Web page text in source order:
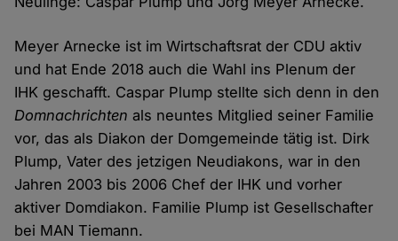
Meyer Arnecke ist im Wirtschaftsrat der CDU aktiv
und hat Ende 2018 auch die Wahl ins Plenum der
IHK geschafft. Caspar Plump stellte sich denn in den
Domnachrichten als neuntes Mitglied seiner Familie
vor, das als Diakon der Domgemeinde tätig ist. Dirk
Plump, Vater des jetzigen Neudiakons, war in den
Jahren 2003 bis 2006 Chef der IHK und vorher
aktiver Domdiakon. Familie Plump ist Gesellschafter
bei MAN Tiemann.